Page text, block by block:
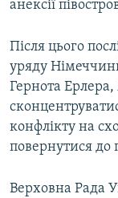
анексії
Після цього
уряду
Гернота
конфлікту на
повернутися до
Верховна Рада